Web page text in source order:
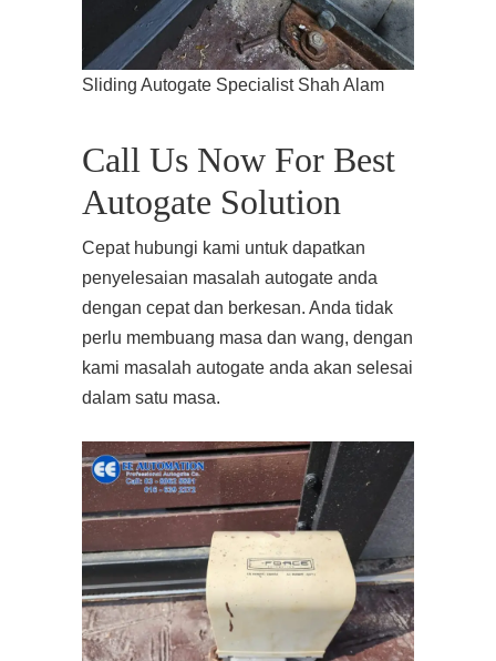
Sliding Autogate Specialist Shah Alam
Call Us Now For Best
Autogate Solution
Cepat hubungi kami untuk dapatkan
penyelesaian masalah autogate anda
dengan cepat dan berkesan. Anda tidak
perlu membuang masa dan wang, dengan
kami masalah autogate anda akan selesai
dalam satu masa.